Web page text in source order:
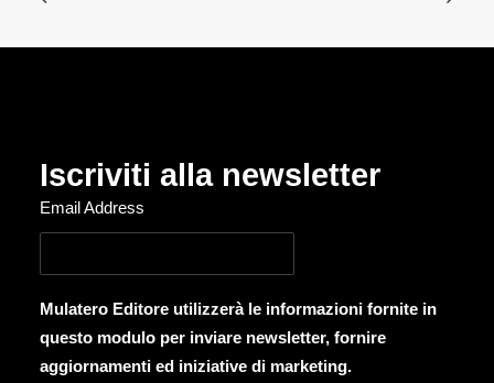
Iscriviti alla newsletter
Email Address
Mulatero Editore utilizzerà le informazioni fornite in
questo modulo per inviare newsletter, fornire
aggiornamenti ed iniziative di marketing.